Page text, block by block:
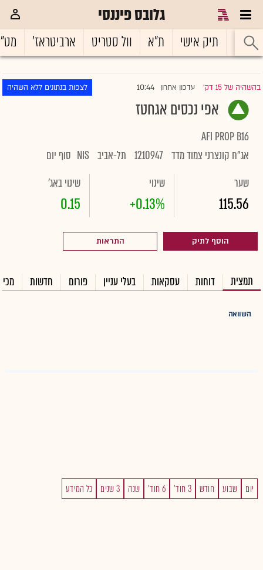
גלובס פיננסי
ראשי תיק אישי ת"א וול סטריט ארביטראז'
בהשהיה של 15 דק' |עדכון אחרון 10:44 לצפות בנתונים ללא השהיה
אפי נכסים אגחטז
AFI PROP B16
אג"ח קונצרני צמוד מדד 1210947 תל-אביב NIS סוף יום
שער
115.56
שינוי
+0.13%
שינוי באג'
0.15
הוסף לתיק התראות
תמצית דוחות עסקאות בעלי עניין פורום חדשות
השוואה
יום שבוע חודש 3 חוד' 6 חוד' שנה 3 שנים כל המידע